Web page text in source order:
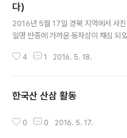
다)
2016년 5월 17일 경북 지역에서 사
일명 만종에 가까운 동자삼이 채심 되
시판에 업데이트 합니다. 참고로 산원
4 1 2016. 5. 18.
한국산 산삼 활동
0 0 2016. 5. 17.